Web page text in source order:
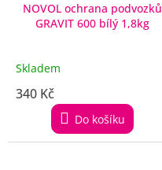
NOVOL ochrana podvozků
GRAVIT 600 bílý 1,8kg
Skladem
340 Kč
Do košíku